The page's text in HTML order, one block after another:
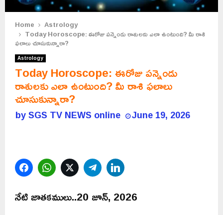
Home Astrology
Today Horoscope: ఈరోజు పన్నెండు రాశులకు ఎలా ఉంటుంది? మీ రాశి
ఫలాలు చూసుకున్నారా?
Astrology
Today Horoscope: ఈరోజు పన్నెండు
రాశులకు ఎలా ఉంటుంది? మీ రాశి ఫలాలు
చూసుకున్నారా?
bySGS TV NEWS online June 19, 2026
FacebookWhatsAppTwitterTelegram
నేటి జాతకములు..20 జూన్, 2026